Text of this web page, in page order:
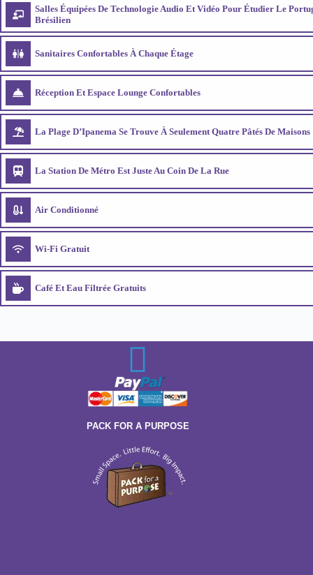
Salles Équipées De Technologie Audio Et Vidéo Pour Étudier Le
Brésilien
Sanitaires Confortables À Chaque Étage
Réception Et Espace Lounge Confortables
La Plage D’Ipanema Se Trouve À Seulement Quatre Pâtés De Maisons
La Station De Métro Est Juste Au Coin De La Rue
Air Conditionné
Wi-Fi Gratuit
Café Et Eau Filtrée Gratuits
PACK FOR A PURPOSE